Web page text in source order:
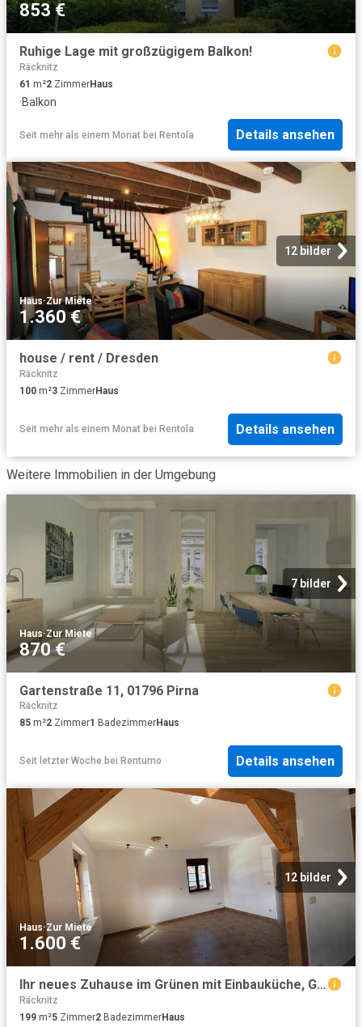
853 €
Ruhige Lage mit großzügigem Balkon!
Räcknitz
61 m²2 ZimmerHaus
·Balkon
Seit mehr als einem Monat bei Rentola Details ansehen
12 bilder
Haus·Zur Miete
1.360 €
house / rent / Dresden
Räcknitz
100 m²3 ZimmerHaus
Seit mehr als einem Monat bei Rentola Details ansehen
Weitere Immobilien in der Umgebung
7 bilder
Haus·Zur Miete
870 €
Gartenstraße 11, 01796 Pirna
Räcknitz
85 m²2 Zimmer1 BadezimmerHaus
Seit letzter Woche bei Rentumo Details ansehen
12 bilder
Haus·Zur Miete
1.600 €
Ihr neues Zuhause im Grünen mit Einbauküche, Garten und großer Terrasse. Ideal für Paare mit Wunsch nach Freiraum
Räcknitz
199 m²5 Zimmer2 BadezimmerHaus